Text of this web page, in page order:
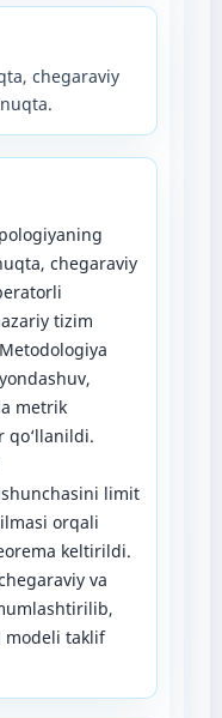
chegaraviy
chegaraviy
tizim
metrik
qo‘llanildi.
limit
orqali
keltirildi.
va
modeli taklif